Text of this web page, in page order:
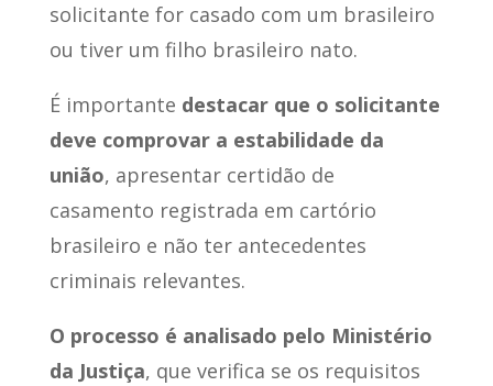
solicitante for casado com um brasileiro
ou tiver um filho brasileiro nato.
É importante destacar que o solicitante
deve comprovar a estabilidade da
união, apresentar certidão de
casamento registrada em cartório
brasileiro e não ter antecedentes
criminais relevantes.
O processo é analisado pelo Ministério
da Justiça, que verifica se os requisitos